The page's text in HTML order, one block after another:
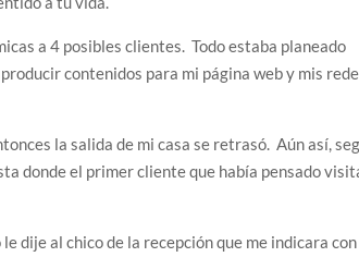
a 4 posibles clientes. Todo estaba planeado
contenidos para mi página web y mis
la salida de mi casa se retrasó. Aún así,
donde el primer cliente que había pensado
dije al chico de la recepción que me indicara con